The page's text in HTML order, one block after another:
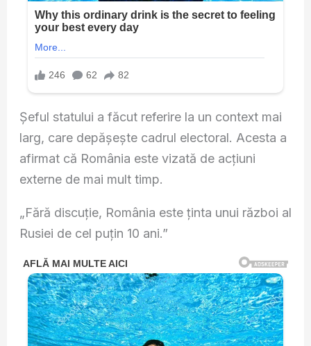
Șeful statului a făcut referire la un context mai
larg, care depășește cadrul electoral. Acesta a
afirmat că România este vizată de acțiuni
externe de mai mult timp.
„Fără discuție, România este ținta unui război al
Rusiei de cel puțin 10 ani.”